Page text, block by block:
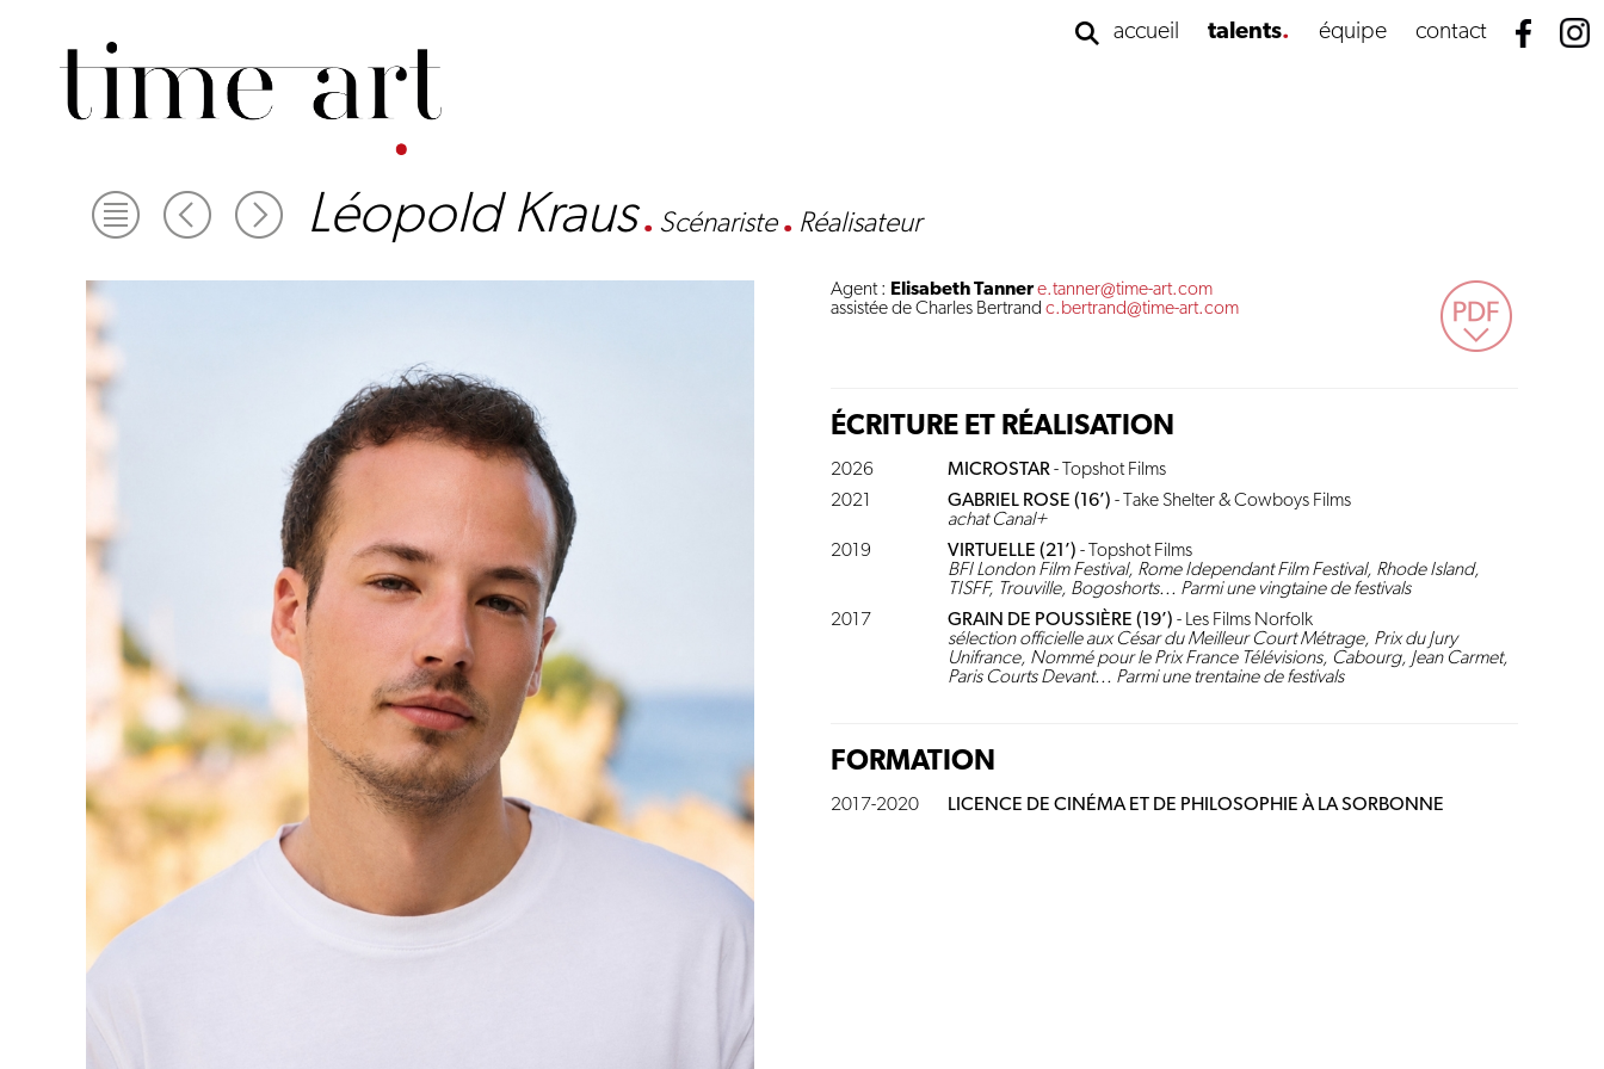
accueil talents équipe contact
Léopold Kraus . Scénariste . Réalisateur
Agent : Elisabeth Tannere.tanner@time-art.com
assistée de Charles Bertrand c.bertrand@time-art.com
ÉCRITURE ET RÉALISATION
2026 MICROSTAR- Topshot Films
2021
GABRIEL ROSE (16’) - Take Shelter & Cowboys Films
achat Canal+
2019
VIRTUELLE (21’) - Topshot Films
BFI London Film Festival, Rome Idependant Film Festival, Rhode Island,
TISFF, Trouville, Bogoshorts... Parmi une vingtaine de festivals
2017
GRAIN DE POUSSIÈRE (19’) - Les Films Norfolk
sélection officielle aux César du Meilleur Court Métrage, Prix du Jury
Unifrance, Nommé pour le Prix France Télévisions, Cabourg, Jean Carmet,
Paris Courts Devant... Parmi une trentaine de festivals
FORMATION
2017-2020 LICENCE DE CINÉMA ET DE PHILOSOPHIE À LA SORBONNE